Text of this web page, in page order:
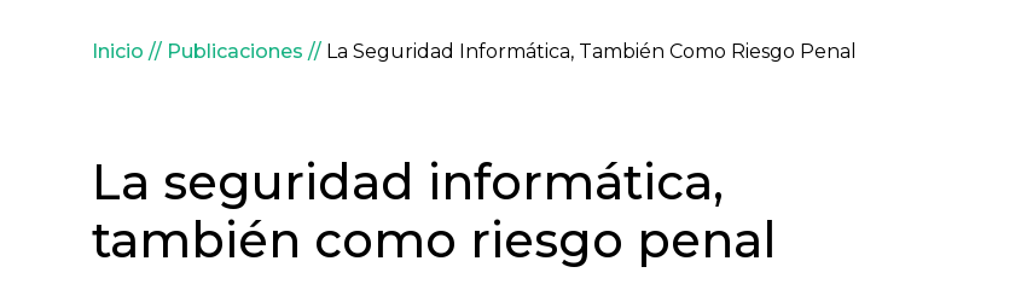
Sobrescribir enlaces de ayuda a la navegación
Inicio Publicaciones La Seguridad Informática, También Como Riesgo Penal
La seguridad informática,
también como riesgo penal